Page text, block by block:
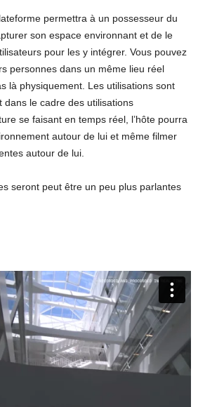
permettra à un possesseur du
son espace environnant et de le
pour les y intégrer. Vous pouvez
personnes dans un même lieu réel
là physiquement. Les utilisations sont
dans le cadre des utilisations
se faisant en temps réel, l’hôte pourra
autour de lui et même filmer
autour de lui.
seront peut être un peu plus parlantes